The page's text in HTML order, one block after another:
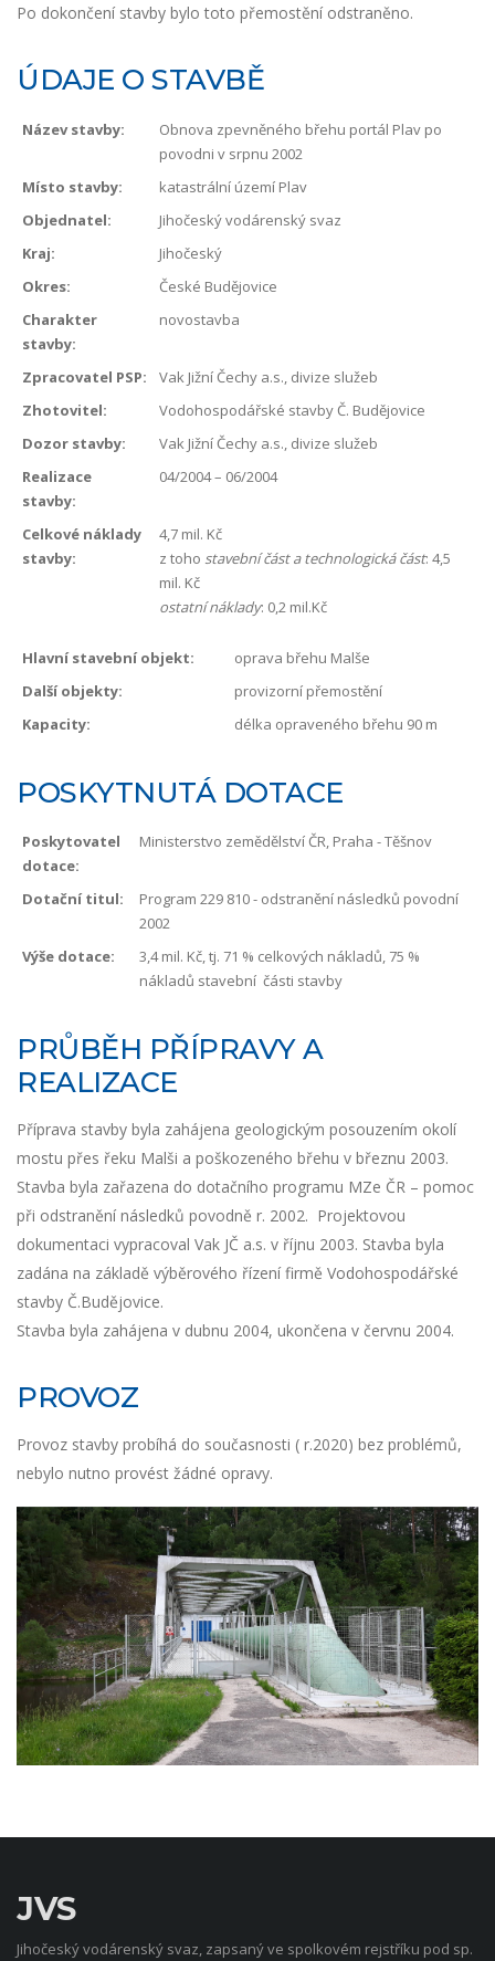
Po dokončení stavby bylo toto přemostění odstraněno.
ÚDAJE O STAVBĚ
Název stavby:
Obnova zpevněného břehu portál Plav po
povodni v srpnu 2002
Místo stavby:
katastrální území Plav
Objednatel:
Jihočeský vodárenský svaz
Kraj:
Jihočeský
Okres:
České Budějovice
Charakter
stavby:
novostavba
Zpracovatel PSP:
Vak Jižní Čechy a.s., divize služeb
Zhotovitel:
Vodohospodářské stavby Č. Budějovice
Dozor stavby:
Vak Jižní Čechy a.s., divize služeb
Realizace
stavby:
04/2004 – 06/2004
Celkové náklady
stavby:
4,7 mil. Kč
z toho stavební část a technologická část: 4,5
mil. Kč
ostatní náklady: 0,2 mil.Kč
Hlavní stavební objekt:
oprava břehu Malše
Další objekty:
provizorní přemostění
Kapacity:
délka opraveného břehu 90 m
POSKYTNUTÁ DOTACE
Poskytovatel
dotace:
Ministerstvo zemědělství ČR, Praha - Těšnov
Dotační titul:
Program 229 810 - odstranění následků povodní
2002
Výše dotace:
3,4 mil. Kč, tj. 71 % celkových nákladů, 75 %
nákladů stavební části stavby
PRŮBĚH PŘÍPRAVY A
REALIZACE
Příprava stavby byla zahájena geologickým posouzením okolí
mostu přes řeku Malši a poškozeného břehu v březnu 2003.
Stavba byla zařazena do dotačního programu MZe ČR – pomoc
při odstranění následků povodně r. 2002. Projektovou
dokumentaci vypracoval Vak JČ a.s. v říjnu 2003. Stavba byla
zadána na základě výběrového řízení firmě Vodohospodářské
stavby Č.Budějovice.
Stavba byla zahájena v dubnu 2004, ukončena v červnu 2004.
PROVOZ
Provoz stavby probíhá do současnosti ( r.2020) bez problémů,
nebylo nutno provést žádné opravy.
JVS
Jihočeský vodárenský svaz, zapsaný ve spolkovém rejstříku pod sp.